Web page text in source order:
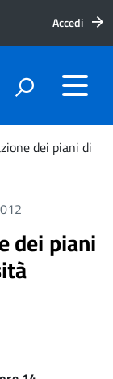
Accedi
dei piani di
dei piani